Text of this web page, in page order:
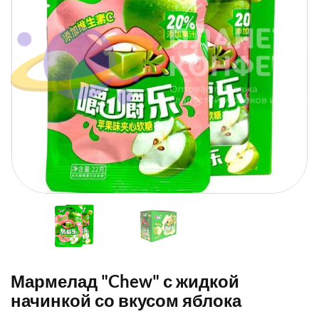
Мармелад "Chew" с жидкой
начинкой со вкусом яблока